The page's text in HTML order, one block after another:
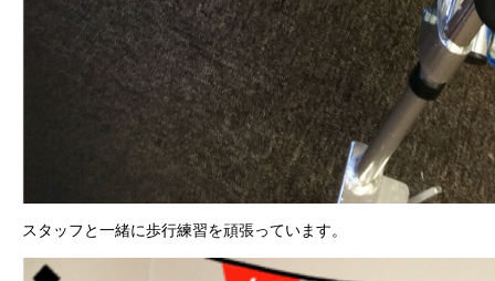
スタッフと一緒に歩行練習を頑張っています。